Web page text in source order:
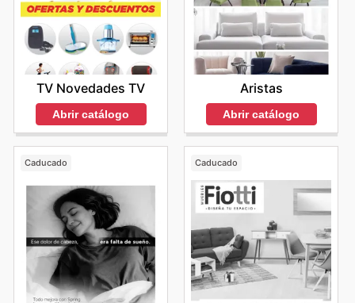
TV Novedades TV
Abrir catálogo
Aristas
Abrir catálogo
Caducado Caducado